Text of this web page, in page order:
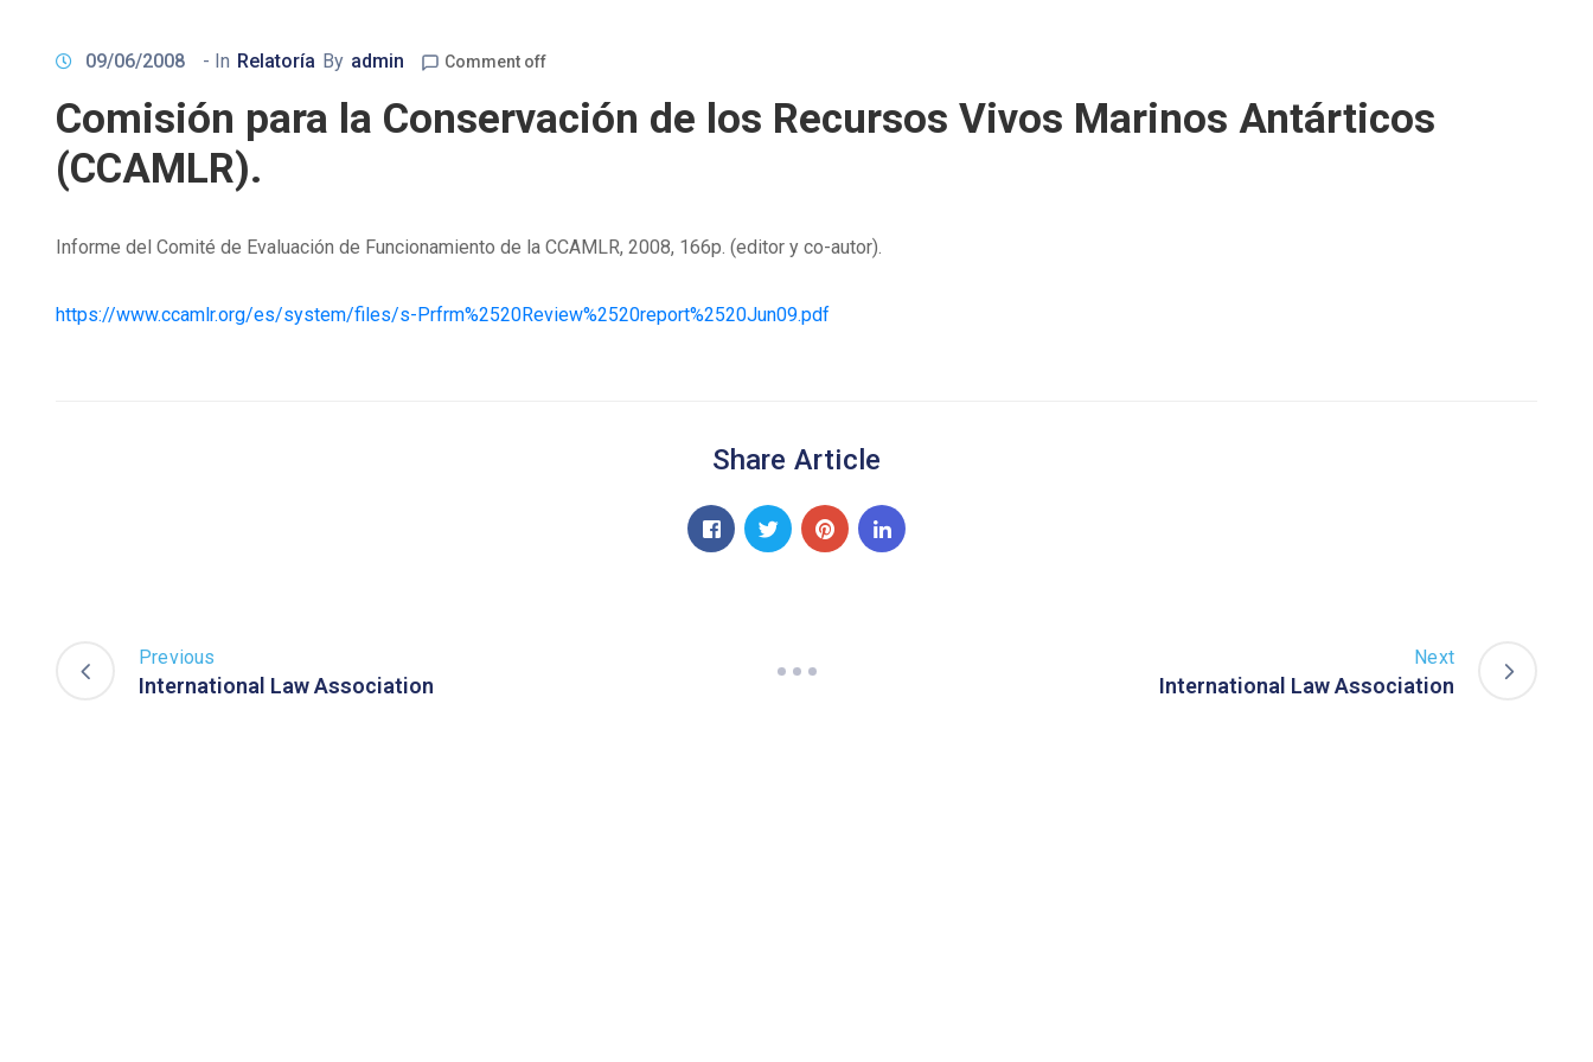
09/06/2008 - In Relatoría By admin Comment off
Comisión para la Conservación de los Recursos Vivos Marinos Antárticos
(CCAMLR).
Informe del Comité de Evaluación de Funcionamiento de la CCAMLR, 2008, 166p. (editor y co-autor).
https://www.ccamlr.org/es/system/files/s-Prfrm%2520Review%2520report%2520Jun09.pdf
Share Article
Previous
International Law Association
Next
International Law Association